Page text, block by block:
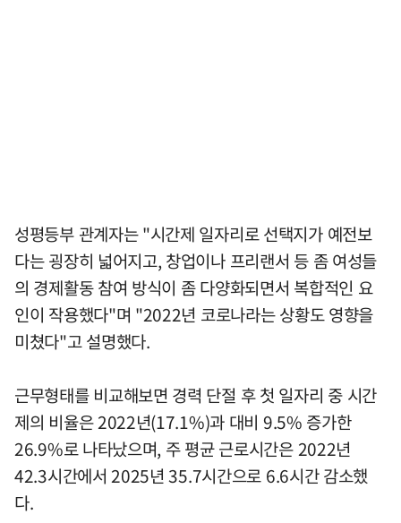
성평등부 관계자는 "시간제 일자리로 선택지가 예전보
다는 굉장히 넓어지고, 창업이나 프리랜서 등 좀 여성들
의 경제활동 참여 방식이 좀 다양화되면서 복합적인 요
인이 작용했다"며 "2022년 코로나라는 상황도 영향을
미쳤다"고 설명했다.
근무형태를 비교해보면 경력 단절 후 첫 일자리 중 시간
제의 비율은 2022년(17.1%)과 대비 9.5% 증가한
26.9%로 나타났으며, 주 평균 근로시간은 2022년
42.3시간에서 2025년 35.7시간으로 6.6시간 감소했
다.